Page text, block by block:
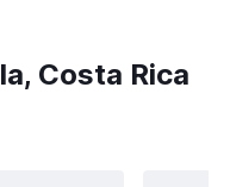
Costa Rica